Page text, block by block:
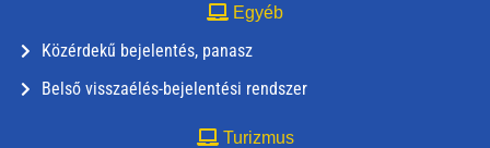
Egyéb
Közérdekű bejelentés, panasz
Belső visszaélés-bejelentési rendszer
Turizmus